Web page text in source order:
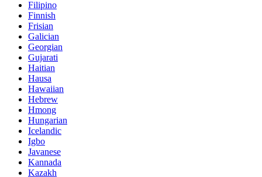
Filipino
Finnish
Frisian
Galician
Georgian
Gujarati
Haitian
Hausa
Hawaiian
Hebrew
Hmong
Hungarian
Icelandic
Igbo
Javanese
Kannada
Kazakh